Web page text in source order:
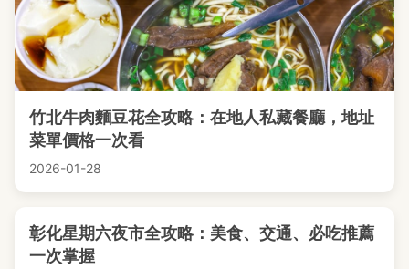
竹北牛肉麵豆花全攻略：在地人私藏餐廳，地址
菜單價格一次看
2026-01-28
彰化星期六夜市全攻略：美食、交通、必吃推薦
一次掌握